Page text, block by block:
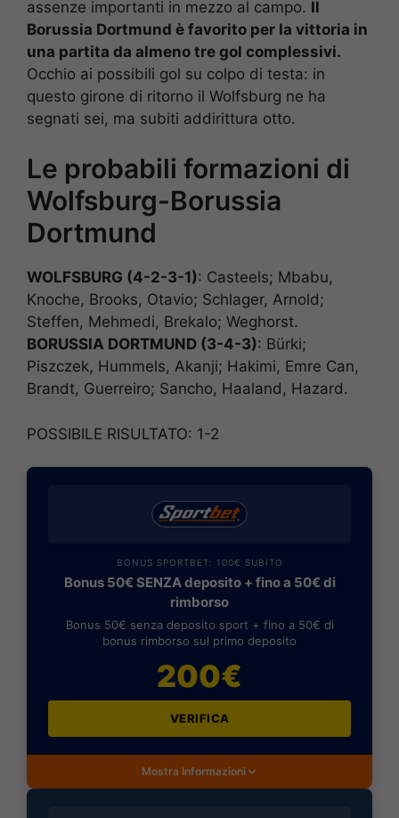
assenze importanti in mezzo al campo. Il
Borussia Dortmund è favorito per la vittoria in
una partita da almeno tre gol complessivi.
Occhio ai possibili gol su colpo di testa: in
questo girone di ritorno il Wolfsburg ne ha
segnati sei, ma subiti addirittura otto.
Le probabili formazioni di
Wolfsburg-Borussia
Dortmund
WOLFSBURG (4-2-3-1): Casteels; Mbabu,
Knoche, Brooks, Otavio; Schlager, Arnold;
Steffen, Mehmedi, Brekalo; Weghorst.
BORUSSIA DORTMUND (3-4-3): Bürki;
Piszczek, Hummels, Akanji; Hakimi, Emre Can,
Brandt, Guerreiro; Sancho, Haaland, Hazard.
POSSIBILE RISULTATO: 1-2
BONUS SPORTBET: 100€ SUBITO
Bonus 50€ SENZA deposito + fino a 50€ di
rimborso
Bonus 50€ senza deposito sport + fino a 50€ di
bonus rimborso sul primo deposito
200€
VERIFICA
Mostra Informazioni